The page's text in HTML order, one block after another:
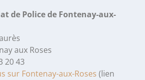
de Police de Fontenay-aux-
aux Roses
20 43
sur Fontenay-aux-Roses (lien